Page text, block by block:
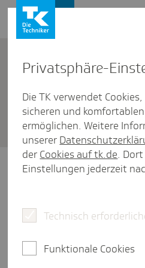
Was ist das SV-
Firmenkunden / FAQ zum
Das SV-Meldeportal
Vorgängerprodukt
Webanwendung für die
funktioniert es als
stellt keinen Ersatz für ein
Privat­sphäre-
Die TK verwendet
sicheren und
ermöglichen. Weitere
unserer
der Cookies auf tk.de. Dort
Einstellungen jederzeit
Technisch
Funktionale Cookies